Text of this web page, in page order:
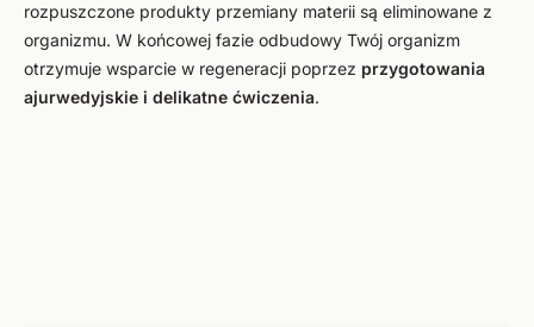
rozpuszczone produkty przemiany materii są eliminowane z
organizmu. W końcowej fazie odbudowy Twój organizm
otrzymuje wsparcie w regeneracji poprzez przygotowania
ajurwedyjskie i delikatne ćwiczenia.